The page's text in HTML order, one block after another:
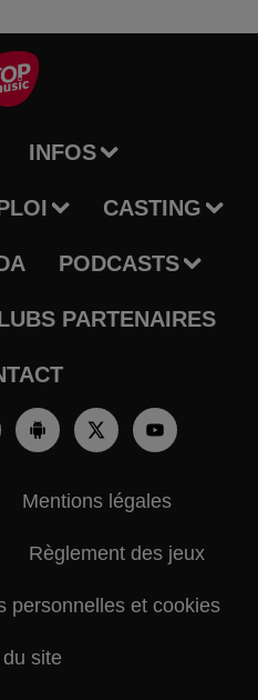
INFOS
CASTING
PODCASTS
PARTENAIRES
Mentions légales
Règlement des jeux
personnelles et cookies
site